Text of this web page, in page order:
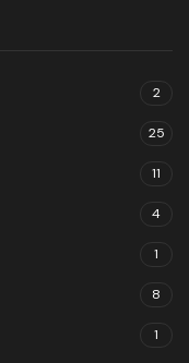
2
25
11
4
1
8
1